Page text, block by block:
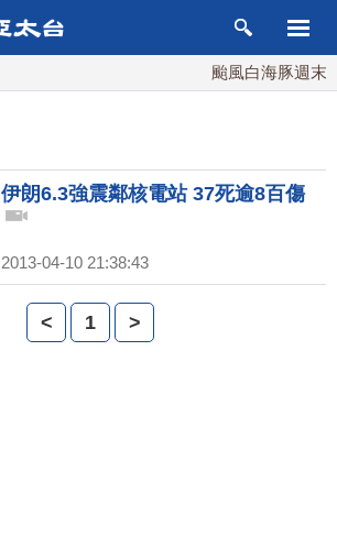
颱風白海豚週末
伊朗6.3強震鄰核電站 37死逾8百傷
2013-04-10 21:38:43
< 1 >